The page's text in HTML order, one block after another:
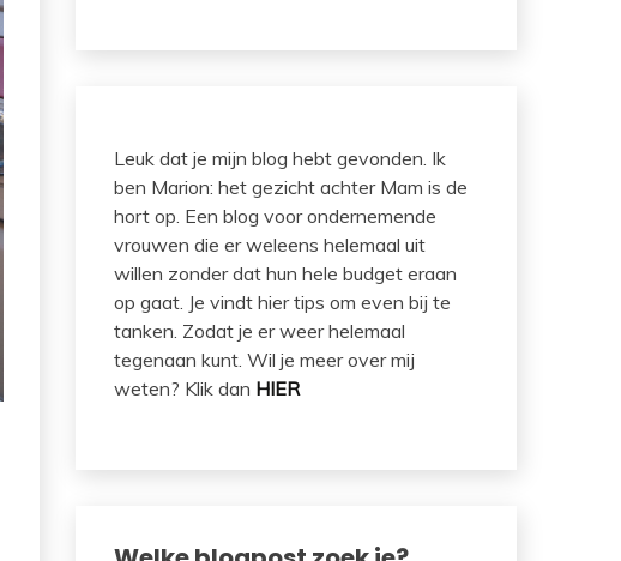
Leuk dat je mijn blog hebt gevonden. Ik
ben Marion: het gezicht achter Mam is de
hort op. Een blog voor ondernemende
vrouwen die er weleens helemaal uit
willen zonder dat hun hele budget eraan
op gaat. Je vindt hier tips om even bij te
tanken. Zodat je er weer helemaal
tegenaan kunt. Wil je meer over mij
weten? Klik dan HIER